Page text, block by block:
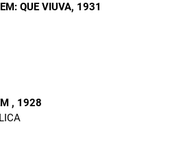
QUE VIUVA, 1931
, 1928
DE BUSCA